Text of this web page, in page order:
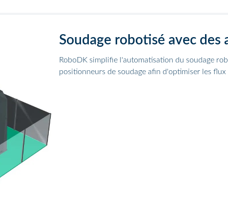
Soudage robotisé avec des
RoboDK simplifie l'automatisation du soudage
positionneurs de soudage afin d'optimiser les